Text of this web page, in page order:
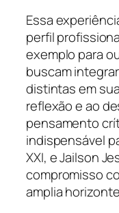
Essa
perfil
exemplo para
buscam
distintas em
reflexão e ao
pensamento
indispensável
XXI, e Jailson
compromisso
amplia